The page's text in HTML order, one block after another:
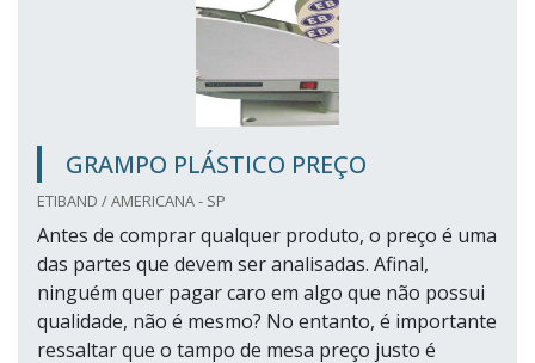
GRAMPO PLÁSTICO PREÇO
ETIBAND / AMERICANA - SP
Antes de comprar qualquer produto, o preço é uma
das partes que devem ser analisadas. Afinal,
ninguém quer pagar caro em algo que não possui
qualidade, não é mesmo? No entanto, é importante
ressaltar que o tampo de mesa preço justo é